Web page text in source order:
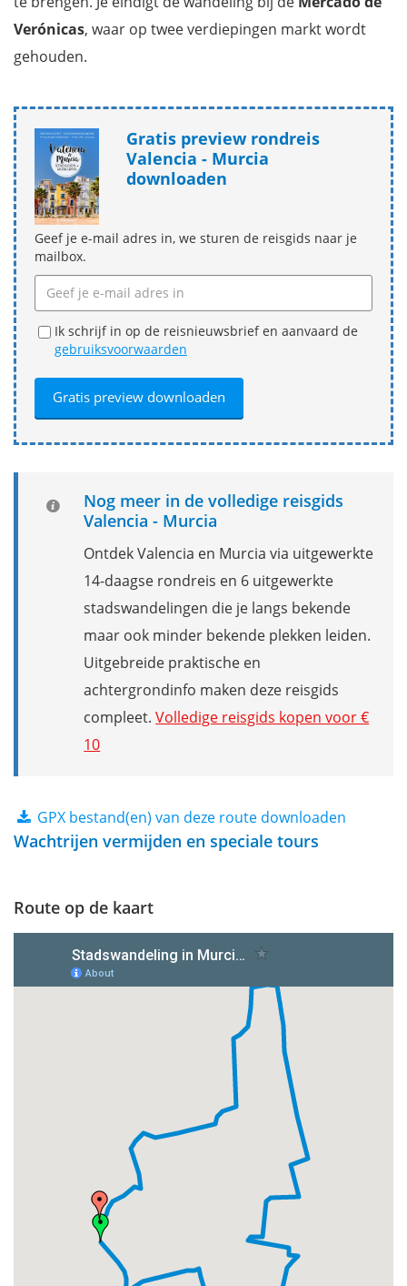
Verónicas, waar op twee verdiepingen markt wordt
gehouden.
Gratis preview rondreis
Valencia - Murcia
downloaden
Geef je e-mail adres in, we sturen de reisgids naar je
mailbox.
Ik schrijf in op de reisnieuwsbrief en aanvaard de
gebruiksvoorwaarden
Nog meer in de volledige reisgids
Valencia - Murcia
Ontdek Valencia en Murcia via uitgewerkte
14-daagse rondreis en 6 uitgewerkte
stadswandelingen die je langs bekende
maar ook minder bekende plekken leiden.
Uitgebreide praktische en
achtergrondinfo maken deze reisgids
compleet.Volledige reisgids kopen voor €
10
GPX bestand(en) van deze route downloaden
Wachtrijen vermijden en speciale tours
Route op de kaart